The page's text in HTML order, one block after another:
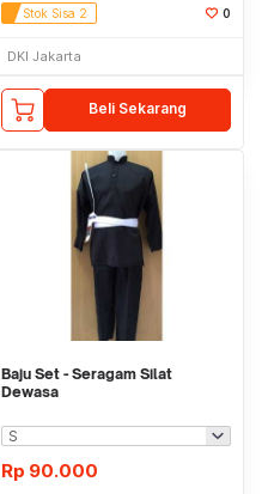
Stok Sisa 2 0
DKI Jakarta
Beli Sekarang
Baju Set - Seragam Silat
Dewasa
Rp 90.000